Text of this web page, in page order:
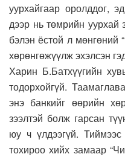
уурхайгаар оролддог,
дээр нь төмрийн уурхай
бэлэн ёстой л мөнгөний
хөрөнгөжүүлж эхэлсэн
Харин Б.Батхүүгийн
тодорхойгүй.
энэ банкийг өөрийн
зээлтэй болж гарсан
юу ч үлдээгүй.
тохироо хийх замаар